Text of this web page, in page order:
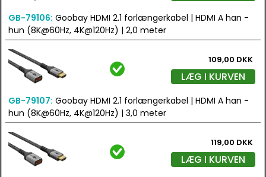
GB-79106: Goobay HDMI 2.1 forlængerkabel | HDMI A han -
hun (8K@60Hz, 4K@120Hz) | 2,0 meter
109,00 DKK
LÆG I KURVEN
GB-79107: Goobay HDMI 2.1 forlængerkabel | HDMI A han -
hun (8K@60Hz, 4K@120Hz) | 3,0 meter
119,00 DKK
LÆG I KURVEN